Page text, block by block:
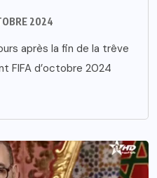
2024
après la fin de la trêve
FIFA d’octobre 2024